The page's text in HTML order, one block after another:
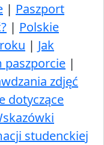
| Paszport
| Polskie
| Jak
paszporcie |
zdjęć
dotyczące
studenckiej